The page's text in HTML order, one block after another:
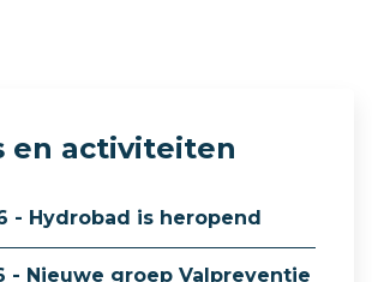
en activiteiten
- Hydrobad is heropend
- Nieuwe groep Valpreventie